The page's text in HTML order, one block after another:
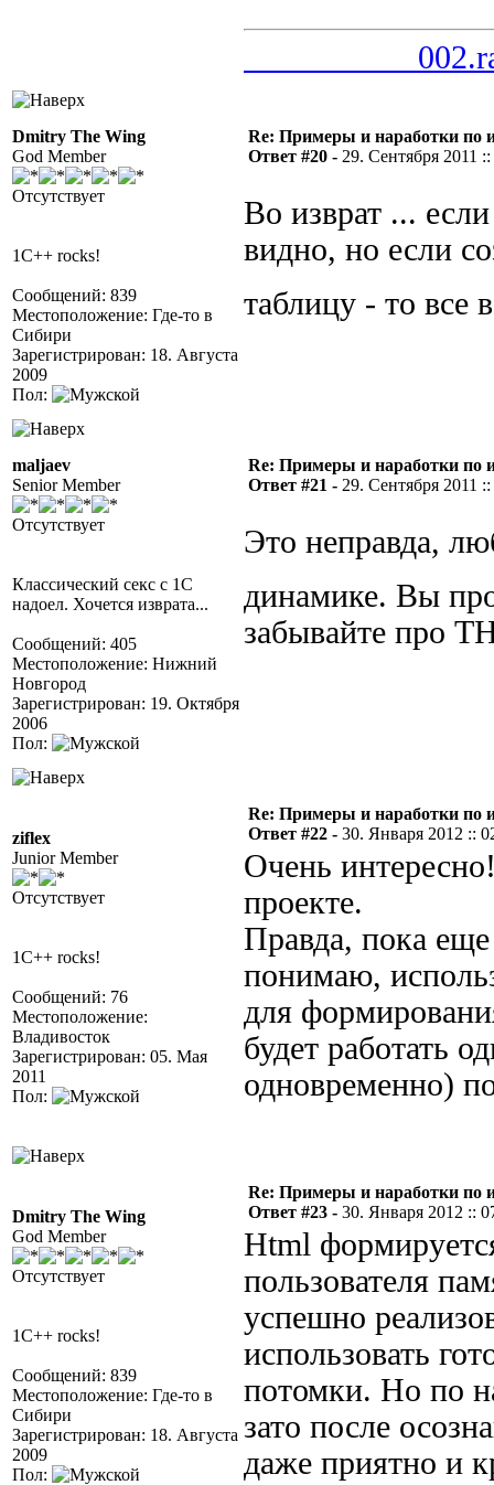
Dmitry The Wing
God Member
Отсутствует
1C++ rocks!
Сообщений: 839
Местоположение: Где-то в
Сибири
Зарегистрирован: 18. Августа
2009
Пол:
Re: Примеры и наработки по
Ответ #20 - 29. Сентября 2011
Во изврат ...
видно, но если
таблицу - то все
maljaev
Senior Member
Отсутствует
Классический секс с 1С
надоел. Хочется изврата...
Сообщений: 405
Местоположение: Нижний
Новгород
Зарегистрирован: 19. Октября
2006
Пол:
Re: Примеры и наработки по
Ответ #21 - 29. Сентября 2011
Это неправда,
динамике. Вы
забывайте про
ziflex
Junior Member
Отсутствует
1C++ rocks!
Сообщений: 76
Местоположение:
Владивосток
Зарегистрирован: 05. Мая
2011
Пол:
Re: Примеры и наработки по
Ответ #22 - 30. Января 2012 ::
Очень
проекте.
Правда, пока
понимаю,
для
будет работать
одновременно)
Dmitry The Wing
God Member
Отсутствует
1C++ rocks!
Сообщений: 839
Местоположение: Где-то в
Сибири
Зарегистрирован: 18. Августа
2009
Пол:
Re: Примеры и наработки по
Ответ #23 - 30. Января 2012 ::
Html
пользователя
успешно
использовать
потомки. Но по
зато после
даже приятно и